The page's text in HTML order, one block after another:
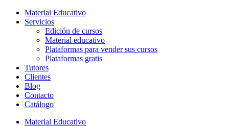
Material Educativo
Servicios
Edición de cursos
Material educativo
Plataformas para vender sus cursos
Plataformas gratis
Tutores
Clientes
Blog
Contacto
Catálogo
Material Educativo